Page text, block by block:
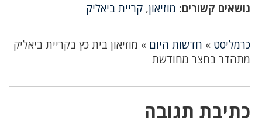
נושאים קשורים: מוזיאון, קריית ביאליק
כרמליסט » חדשות היום » מוזיאון בית כץ בקריית ביאליק
מתהדר בחצר מחודשת
כתיבת תגובה